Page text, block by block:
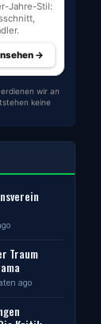
Jahre-Stil:
→
wir an
keine
Traum
ago